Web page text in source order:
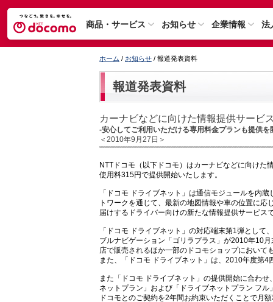
商品・サービス お知らせ 企業情報 法
ホーム / お知らせ / 報道発表資料
報道発表資料
カーナビなどに向けた情報提供サービ
-安心してご利用いただける専用料金プランも提供を
＜2010年9月27日＞
NTTドコモ（以下ドコモ）はカーナビなどに向けた
使用料315円で提供開始いたします。
「ドコモ ドライブネット」は通信モジュールを内
トワークを通じて、最新の地図情報や車の位置に
届けするドライバー向けの新たな情報提供サービス
「ドコモ ドライブネット」の対応端末第1弾とし
ブルナビゲーション「ゴリラプラス」が2010年10
店で販売されるほか一部のドコモショップにおいて
また、「ドコモ ドライブネット」は、2010年度第
また「ドコモ ドライブネット」の提供開始に合わ
ネットプラン」および「ドライブネットプラン フ
ドコモとのご契約を2年間お約束いただくことで月